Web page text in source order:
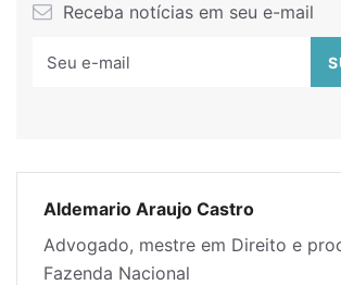
Receba notícias em seu e-mail
Aldemario Araujo Castro
Advogado, mestre em Direito e
Fazenda Nacional